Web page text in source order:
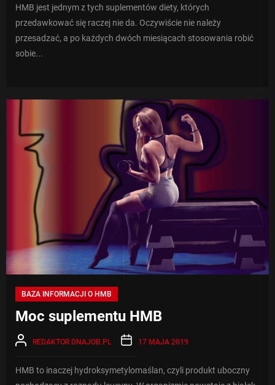
HMB jest jednym z tych suplementów diety, których
przedawkować się raczej nie da. Oczywiście nie należy
przesadzać, a po każdych dwóch miesiącach stosowania robić
sobie...
BAZA INFORMACJI O HMB
Moc suplementu HMB
REDAKTOR DNAJOB.PL 17 MAJA 2019
HMB to inaczej hydroksymetylomaślan, czyli produkt uboczny